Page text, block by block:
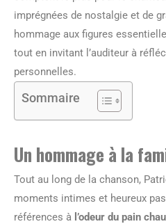
imprégnées de nostalgie et de
hommage aux figures
tout en invitant l’auditeur à
personnelles.
Sommaire
Un hommage à la
Tout au long de la chanson,
moments intimes et heureux
références à l’odeur du pain